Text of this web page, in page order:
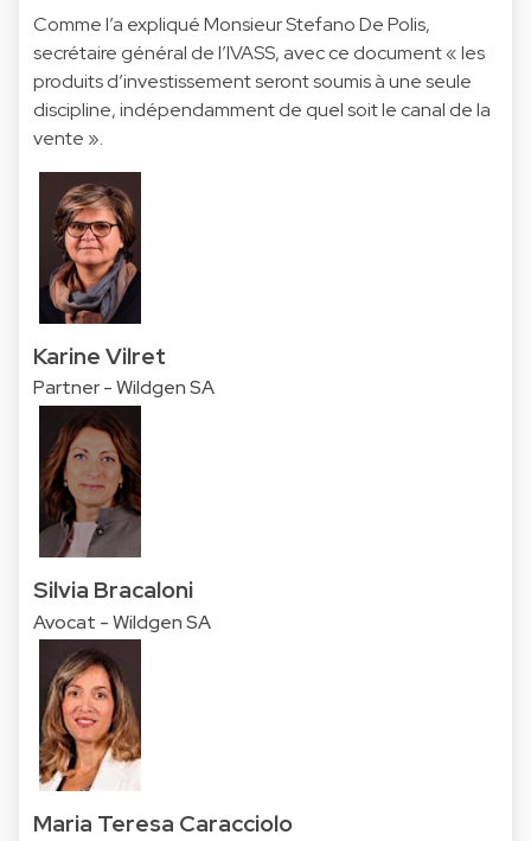
Comme l’a expliqué Monsieur Stefano De Polis,
secrétaire général de l’IVASS, avec ce document « les
produits d’investissement seront soumis à une seule
discipline, indépendamment de quel soit le canal de la
vente ».
Karine Vilret
Partner - Wildgen SA
Silvia Bracaloni
Avocat - Wildgen SA
Maria Teresa Caracciolo